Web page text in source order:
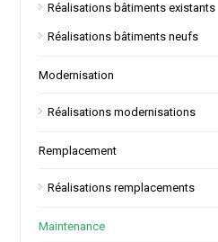
Réalisations bâtiments existants
Réalisations bâtiments neufs
Modernisation
Réalisations modernisations
Remplacement
Réalisations remplacements
Maintenance